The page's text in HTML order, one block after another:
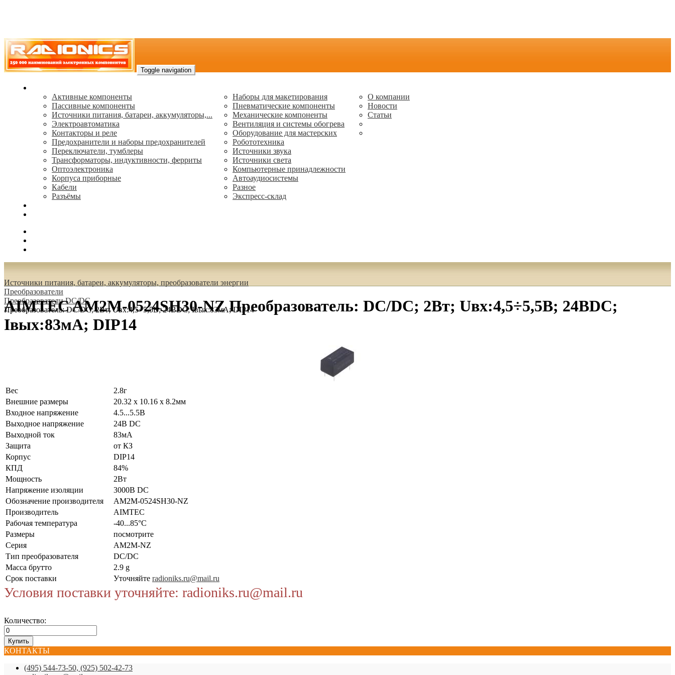
Toggle navigation
Активные компоненты
Пассивные компоненты
Источники питания, батареи, аккумуляторы,...
Электроавтоматика
Контакторы и реле
Предохранители и наборы предохранителей
Переключатели, тумблеры
Трансформаторы, индуктивности, ферриты
Oптоэлектроника
Корпуса приборные
Кабели
Разъёмы
Наборы для макетирования
Пневматические компоненты
Механические компоненты
Вентиляция и системы обогрева
Оборудование для мастерских
Робототехника
Источники звука
Источники света
Компьютерные принадлежности
Автоаудиосистемы
Разное
Экспресс-склад
О компании
Новости
Статьи
Источники питания, батареи, аккумуляторы, преобразователи энергии
Преобразователи
Преобразователи DC/DC
Преобразователь: DC/DC; 2Вт; Uвх:4,5÷5,5В; 24ВDC; Iвых:83мА; DIP14
AIMTEC AM2M-0524SH30-NZ Преобразователь: DC/DC; 2Вт; Uвх:4,5÷5,5В; 24ВDC;
Iвых:83мА; DIP14
Вес
2.8г
Внешние размеры
20.32 x 10.16 x 8.2мм
Входное напряжение
4.5...5.5В
Выходное напряжение
24В DC
Выходной ток
83мА
Защита
от КЗ
Корпус
DIP14
КПД
84%
Мощность
2Вт
Напряжение изоляции
3000В DC
Обозначение производителя
AM2M-0524SH30-NZ
Производитель
AIMTEC
Рабочая температура
-40...85°C
Размеры
посмотрите
Серия
AM2M-NZ
Тип преобразователя
DC/DC
Масса брутто
2.9 g
Срок поставки
Уточняйте radioniks.ru@mail.ru
Условия поставки уточняйте: radioniks.ru@mail.ru
Количество:
КОНТАКТЫ
(495) 544-73-50, (925) 502-42-73